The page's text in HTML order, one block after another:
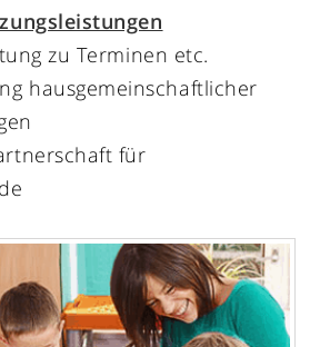
zu Terminen etc.
hausgemeinschaftlicher
für